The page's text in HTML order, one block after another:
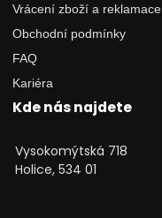
Vrácení zboží a reklamace
Obchodní podmínky
FAQ
Kariéra
Kde nás najdete
Vysokomýtská 718
Holice, 534 01